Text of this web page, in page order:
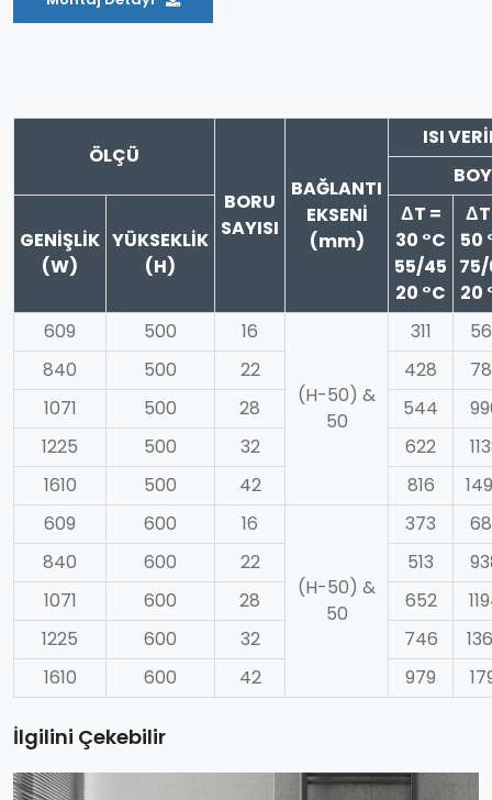
ÖLÇÜ
BORU
SAYISI
BAĞLANTI
EKSENİ
(mm)
ISI
GENİŞLİK
(W)
YÜKSEKLİK
(H)
ΔT =
30 °C
55/45
20 °C
50
20
609
500 16
(H-50) &
50
311
840
500 22 428
1071
500 28 544
1225
500 32 622
1610
500 42 816
609
600 16
(H-50) &
50
373
840
600 22 513
1071
600 28 652
1225
600 32 746
1610
600 42 979
İlgilini Çekebilir